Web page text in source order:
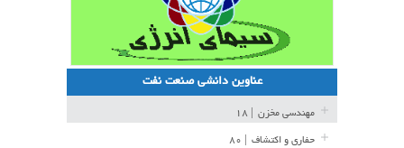
عناوین دانشی صنعت نفت
مهندسی مخزن
حفاری و اکتشاف